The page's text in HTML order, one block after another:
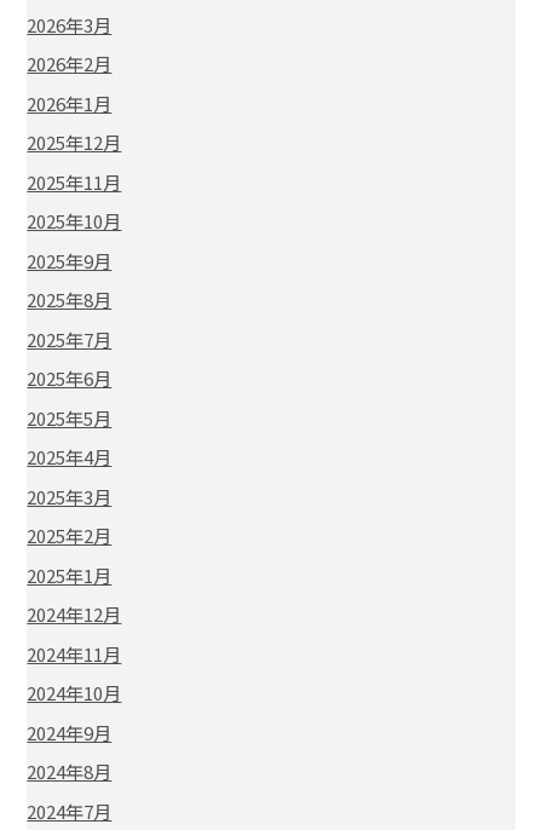
2026年3月
2026年2月
2026年1月
2025年12月
2025年11月
2025年10月
2025年9月
2025年8月
2025年7月
2025年6月
2025年5月
2025年4月
2025年3月
2025年2月
2025年1月
2024年12月
2024年11月
2024年10月
2024年9月
2024年8月
2024年7月